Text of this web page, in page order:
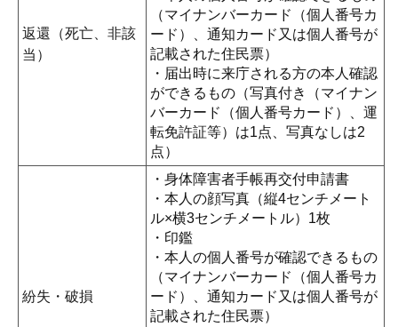
返還（死亡、非該
当）
（マイナンバーカード（個人番号カ
ード）、通知カード又は個人番号が
記載された住民票）
・届出時に来庁される方の本人確認
ができるもの（写真付き（マイナン
バーカード（個人番号カード）、運
転免許証等）は1点、写真なしは2
点）
紛失・破損
・身体障害者手帳再交付申請書
・本人の顔写真（縦4センチメート
ル×横3センチメートル）1枚
・印鑑
・本人の個人番号が確認できるもの
（マイナンバーカード（個人番号カ
ード）、通知カード又は個人番号が
記載された住民票）